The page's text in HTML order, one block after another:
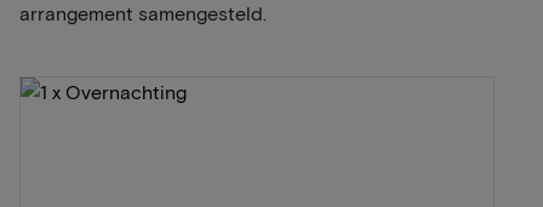
arrangement samengesteld.